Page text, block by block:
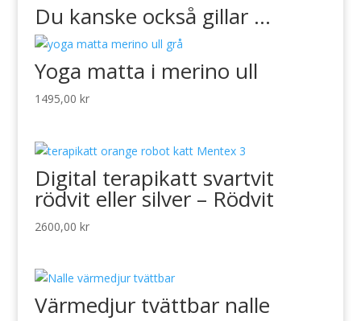
Du kanske också gillar …
Yoga matta i merino ull
1495,00 kr
Digital terapikatt svartvit
rödvit eller silver – Rödvit
2600,00 kr
Värmedjur tvättbar nalle